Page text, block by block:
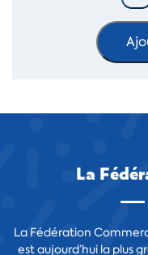
La
La Fédération
est aujourd’hui la plus